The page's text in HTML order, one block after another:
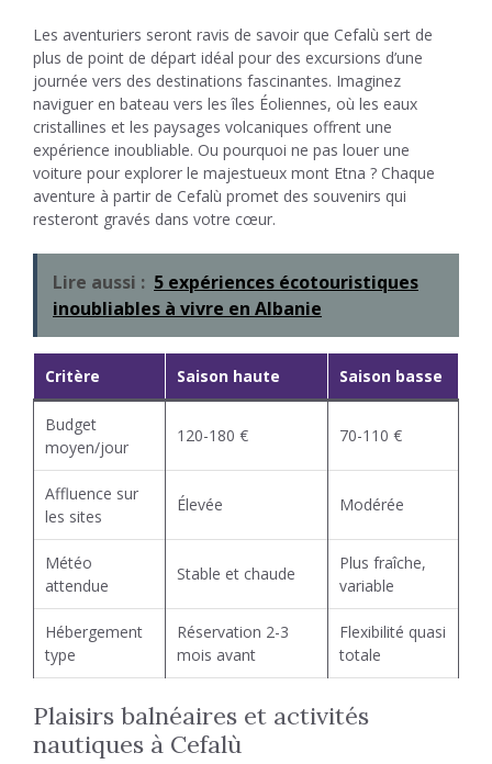
Les aventuriers seront ravis de savoir que Cefalù sert de
plus de point de départ idéal pour des excursions d’une
journée vers des destinations fascinantes. Imaginez
naviguer en bateau vers les îles Éoliennes, où les eaux
cristallines et les paysages volcaniques offrent une
expérience inoubliable. Ou pourquoi ne pas louer une
voiture pour explorer le majestueux mont Etna ? Chaque
aventure à partir de Cefalù promet des souvenirs qui
resteront gravés dans votre cœur.
Lire aussi : 5 expériences écotouristiques
inoubliables à vivre en Albanie
Critère Saison haute Saison basse
Budget
moyen/jour
120-180 € 70-110 €
Affluence sur
les sites
Élevée Modérée
Météo
attendue
Stable et chaude
Plus fraîche,
variable
Hébergement
type
Réservation 2-3
mois avant
Flexibilité quasi
totale
Plaisirs balnéaires et activités
nautiques à Cefalù